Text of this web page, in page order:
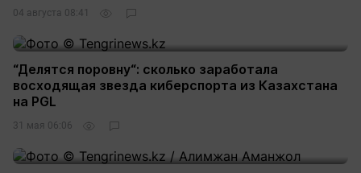
04 августа 08:41
“Делятся поровну“: сколько заработала
восходящая звезда киберспорта из Казахстана
на PGL
31 мая 06:06